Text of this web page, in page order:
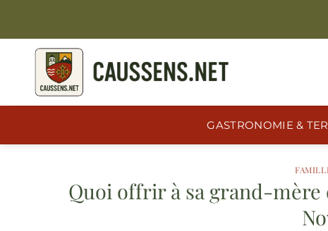
contenu
GASTRONOMIE &
Quoi offrir à sa grand-mère